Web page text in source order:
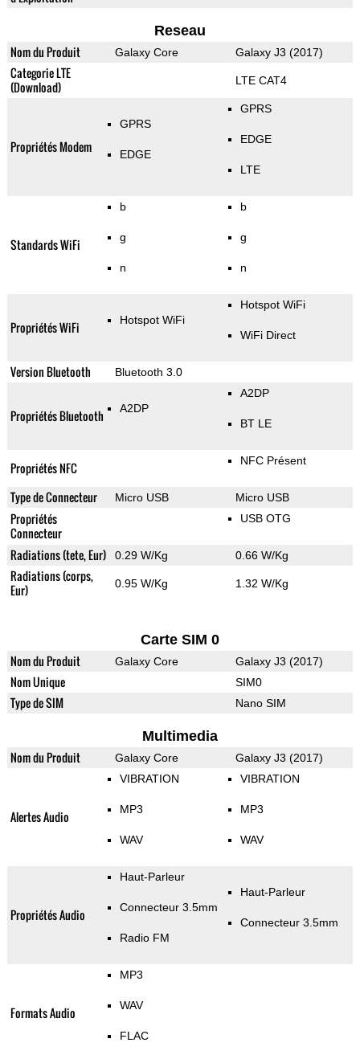
Reseau
Nom du Produit Galaxy Core Galaxy J3 (2017)
Categorie LTE
(Download)
LTE CAT4
Propriétés Modem
GPRS
EDGE
GPRS
EDGE
LTE
Standards WiFi
b
g
n
b
g
n
Propriétés WiFi Hotspot WiFi
Hotspot WiFi
WiFi Direct
Version Bluetooth Bluetooth 3.0
Propriétés Bluetooth A2DP
A2DP
BT LE
Propriétés NFC NFC Présent
Type de Connecteur Micro USB Micro USB
Propriétés
Connecteur
USB OTG
Radiations (tete, Eur) 0.29 W/Kg 0.66 W/Kg
Radiations (corps,
Eur)
0.95 W/Kg 1.32 W/Kg
Carte SIM 0
Nom du Produit Galaxy Core Galaxy J3 (2017)
Nom Unique SIM0
Type de SIM Nano SIM
Multimedia
Nom du Produit Galaxy Core Galaxy J3 (2017)
Alertes Audio
VIBRATION
MP3
WAV
VIBRATION
MP3
WAV
Propriétés Audio
Haut-Parleur
Connecteur 3.5mm
Radio FM
Haut-Parleur
Connecteur 3.5mm
Formats Audio
MP3
WAV
FLAC